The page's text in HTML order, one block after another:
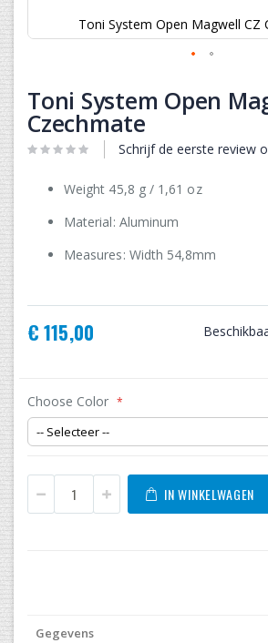
Toni System Open Magwell CZ
naar
het
begin
van
de
gallerij
Toni System Open
Czechmate
Schrijf de eerste review
Weight 45,8 g / 1,61 oz
Material: Aluminum
Measures: Width 54,8mm
€ 115,00
Choose Color
IN WINKELWAGEN
Gegevens